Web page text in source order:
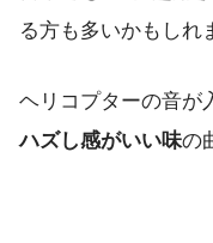
る方も多いかもしれ
ヘリコプターの音が
ハズし感がいい味の